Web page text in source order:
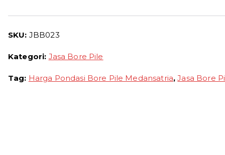
Per
Pertitik
SKU: JBB023
Kategori: Jasa Bore Pile
Tag: Harga Pondasi Bore Pile Medansatria,Jasa Bore